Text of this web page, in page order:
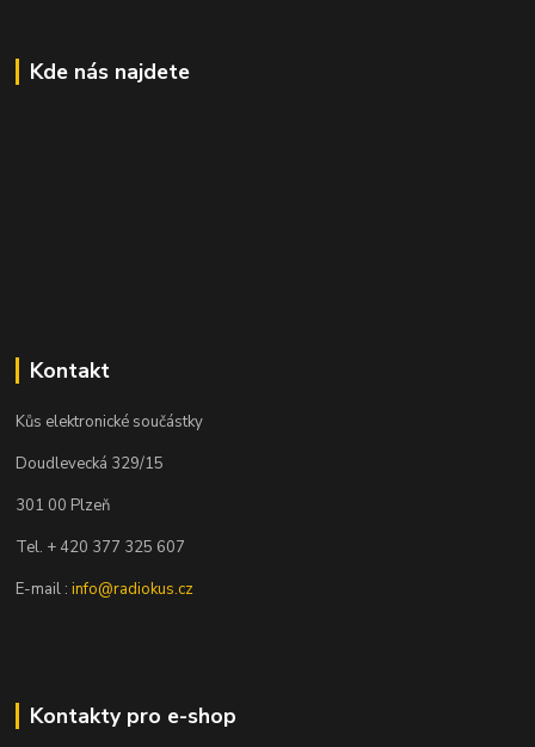
Kde nás najdete
Kontakt
Kůs elektronické součástky
Doudlevecká 329/15
301 00 Plzeň
Tel. + 420 377 325 607
E-mail :info@radiokus.cz
Kontakty pro e-shop